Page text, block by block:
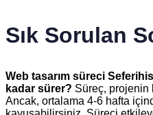
Sık Sorulan
Web tasarım süreci
kadar sürer? Süreç, projenin
Ancak, ortalama 4-6 hafta